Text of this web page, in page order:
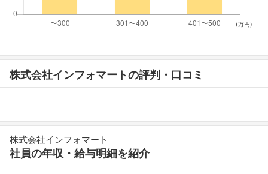
(万円)
株式会社インフォマートの評判・口コミ
株式会社インフォマート
社員の年収・給与明細を紹介